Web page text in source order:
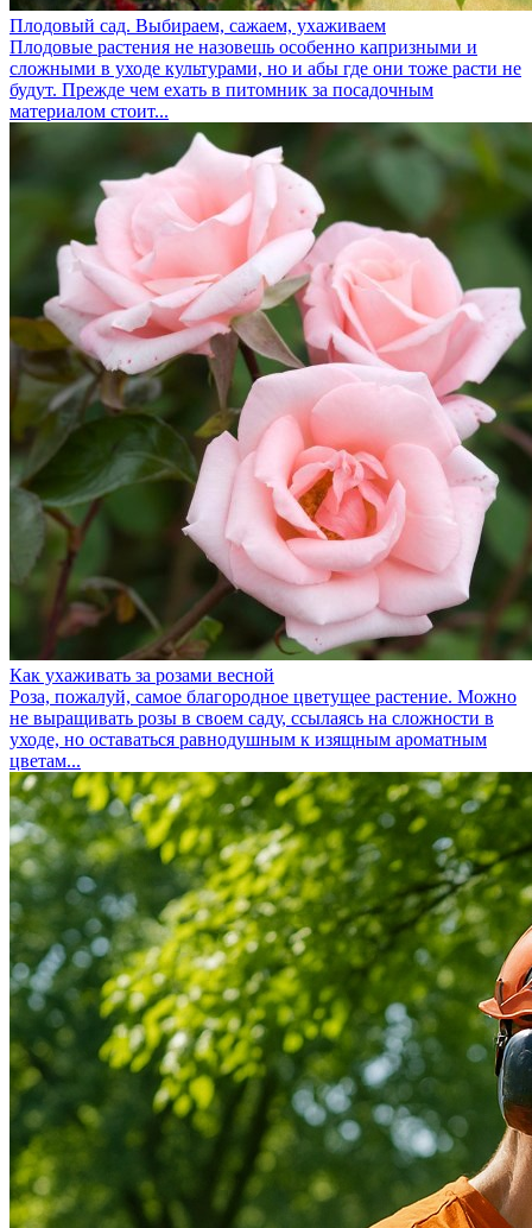
Плодовый сад. Выбираем, сажаем, ухаживаем
Плодовые растения не назовешь особенно капризными и
сложными в уходе культурами, но и абы где они тоже расти не
будут. Прежде чем ехать в питомник за посадочным
материалом стоит...
Как ухаживать за розами весной
Роза, пожалуй, самое благородное цветущее растение. Можно
не выращивать розы в своем саду, ссылаясь на сложности в
уходе, но оставаться равнодушным к изящным ароматным
цветам...